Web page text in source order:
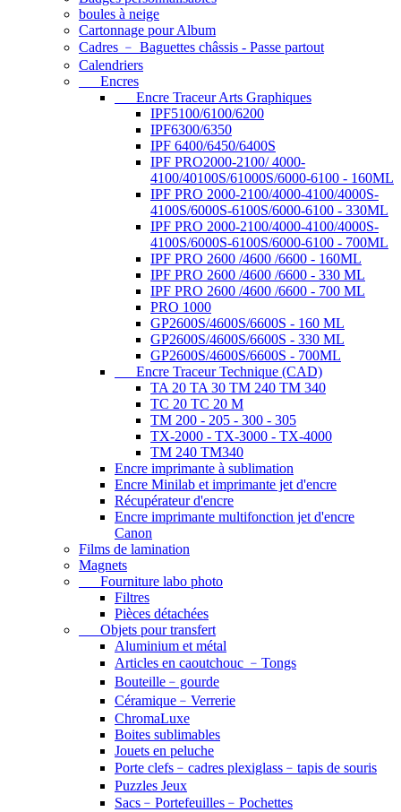
boules à neige
Cartonnage pour Album
Cadres ﹣ Baguettes châssis - Passe partout
Calendriers
Encres
Encre Traceur Arts Graphiques
IPF5100/6100/6200
IPF6300/6350
IPF 6400/6450/6400S
IPF PRO2000-2100/ 4000-
4100/40100S/61000S/6000-6100 - 160ML
IPF PRO 2000-2100/4000-4100/4000S-
4100S/6000S-6100S/6000-6100 - 330ML
IPF PRO 2000-2100/4000-4100/4000S-
4100S/6000S-6100S/6000-6100 - 700ML
IPF PRO 2600 /4600 /6600 - 160ML
IPF PRO 2600 /4600 /6600 - 330 ML
IPF PRO 2600 /4600 /6600 - 700 ML
PRO 1000
GP2600S/4600S/6600S - 160 ML
GP2600S/4600S/6600S - 330 ML
GP2600S/4600S/6600S - 700ML
Encre Traceur Technique (CAD)
TA 20 TA 30 TM 240 TM 340
TC 20 TC 20 M
TM 200 - 205 - 300 - 305
TX-2000 - TX-3000 - TX-4000
TM 240 TM340
Encre imprimante à sublimation
Encre Minilab et imprimante jet d'encre
Récupérateur d'encre
Encre imprimante multifonction jet d'encre
Canon
Films de lamination
Magnets
Fourniture labo photo
Filtres
Pièces détachées
Objets pour transfert
Aluminium et métal
Articles en caoutchouc ﹣Tongs
Bouteille﹣gourde
Céramique﹣Verrerie
ChromaLuxe
Boites sublimables
Jouets en peluche
Porte clefs﹣cadres plexiglass﹣tapis de souris
Puzzles Jeux
Sacs﹣Portefeuilles﹣Pochettes